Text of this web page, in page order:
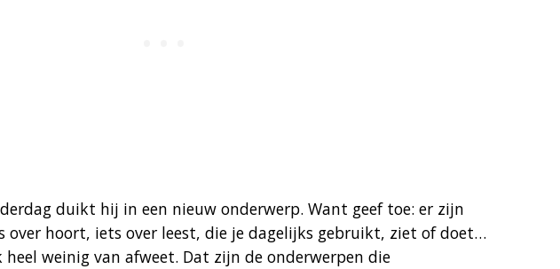
duikt hij in een nieuw onderwerp. Want geef toe: er zijn
over hoort, iets over leest, die je dagelijks gebruikt, ziet of doet…
weinig van afweet. Dat zijn de onderwerpen die